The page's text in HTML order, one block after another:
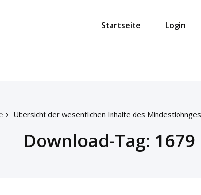
Startseite Login
Übersicht der wesentlichen Inhalte des
Download-Tag: 1679